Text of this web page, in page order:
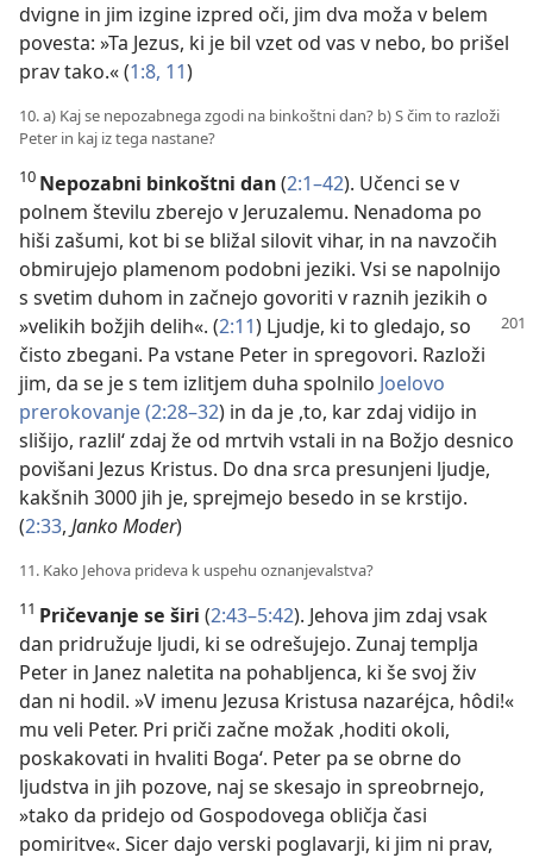
dvigne in jim izgine izpred oči, jim dva moža v belem
povesta: »Ta Jezus, ki je bil vzet od vas v nebo, bo prišel
prav tako.« (1:8, 11)
10. a) Kaj se nepozabnega zgodi na binkoštni dan? b) S čim to razloži
Peter in kaj iz tega nastane?
10 Nepozabni binkoštni dan(2:1–42). Učenci se v
polnem številu zberejo v Jeruzalemu. Nenadoma po
hiši zašumi, kot bi se bližal silovit vihar, in na navzočih
obmirujejo plamenom podobni jeziki. Vsi se napolnijo
s svetim duhom in začnejo govoriti v raznih jezikih o
»velikih božjih delih«. (2:11) Ljudje, ki to gledajo, so
čisto zbegani. Pa vstane Peter in spregovori. Razloži
jim, da se je s tem izlitjem duha spolnilo Joelovo
prerokovanje (2:28–32) in da je ,to, kar zdaj vidijo in
slišijo, razlil‘ zdaj že od mrtvih vstali in na Božjo desnico
povišani Jezus Kristus. Do dna srca presunjeni ljudje,
kakšnih 3000 jih je, sprejmejo besedo in se krstijo.
(2:33, Janko Moder)
11. Kako Jehova prideva k uspehu oznanjevalstva?
11 Pričevanje se širi (2:43–5:42). Jehova jim zdaj vsak
dan pridružuje ljudi, ki se odrešujejo. Zunaj templja
Peter in Janez naletita na pohabljenca, ki še svoj živ
dan ni hodil. »V imenu Jezusa Kristusa nazaréjca, hôdi!«
mu veli Peter. Pri priči začne možak ,hoditi okoli,
poskakovati in hvaliti Boga‘. Peter pa se obrne do
ljudstva in jih pozove, naj se skesajo in spreobrnejo,
»tako da pridejo od Gospodovega obličja časi
pomiritve«. Sicer dajo verski poglavarji, ki jim ni prav,